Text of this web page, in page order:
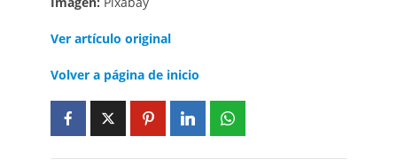
Ver artículo original
Volver a página de inicio